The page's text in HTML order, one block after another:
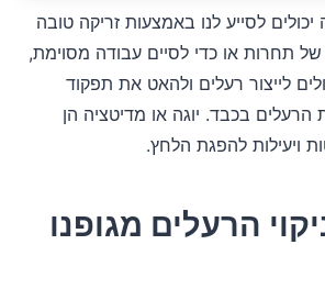
לסייע לנו באמצעות זריקה טובה
תחרות או כדי לסיים עבודה מסוימת,
לייצור רעלים ולהאט את תפקוד
הרעלים בכבד. יוגה או מדיטציה הן
ויעילות להפגת הלחץ.